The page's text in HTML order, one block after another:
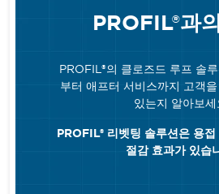
PROFIL®과
PROFIL®의 클로즈드 루프 솔
부터 애프터 서비스까지 고객
있는지 알아보세
PROFIL® 리벳팅 솔루션은 용
절감 효과가 있습